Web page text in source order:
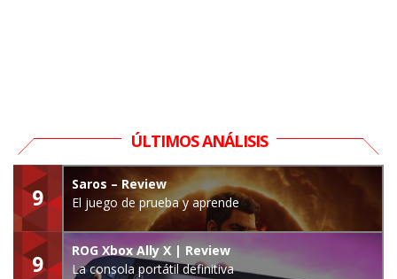
ÚLTIMOS ANÁLISIS
9
Saros – Review
El juego de prueba y aprende
9
ROG Xbox Ally X | Review
La consola portátil definitiva